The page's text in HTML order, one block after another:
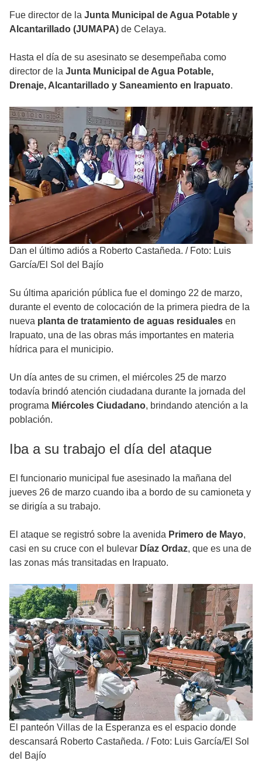
Fue director de la Junta Municipal de Agua Potable y
Alcantarillado (JUMAPA) de Celaya.
Hasta el día de su asesinato se desempeñaba como
director de la Junta Municipal de Agua Potable,
Drenaje, Alcantarillado y Saneamiento en Irapuato.
Dan el último adiós a Roberto Castañeda. / Foto: Luis
García/El Sol del Bajío
Su última aparición pública fue el domingo 22 de marzo,
durante el evento de colocación de la primera piedra de la
nueva planta de tratamiento de aguas residuales en
Irapuato, una de las obras más importantes en materia
hídrica para el municipio.
Un día antes de su crimen, el miércoles 25 de marzo
todavía brindó atención ciudadana durante la jornada del
programa Miércoles Ciudadano, brindando atención a la
población.
Iba a su trabajo el día del ataque
El funcionario municipal fue asesinado la mañana del
jueves 26 de marzo cuando iba a bordo de su camioneta y
se dirigía a su trabajo.
El ataque se registró sobre la avenida Primero de Mayo,
casi en su cruce con el bulevar Díaz Ordaz, que es una de
las zonas más transitadas en Irapuato.
El panteón Villas de la Esperanza es el espacio donde
descansará Roberto Castañeda. / Foto: Luis García/El Sol
del Bajío